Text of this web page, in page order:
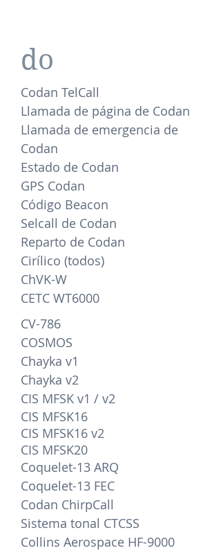
do
Codan TelCall
Llamada de página de Codan
Llamada de emergencia de
Codan
Estado de Codan
GPS Codan
Código Beacon
Selcall de Codan
Reparto de Codan
Cirílico (todos)
ChVK-W
CETC WT6000
CV-786
COSMOS
Chayka v1
Chayka v2
CIS MFSK v1 / v2
CIS MFSK16
CIS MFSK16 v2
CIS MFSK20
Coquelet-13 ARQ
Coquelet-13 FEC
Codan ChirpCall
Sistema tonal CTCSS
Collins Aerospace HF-9000